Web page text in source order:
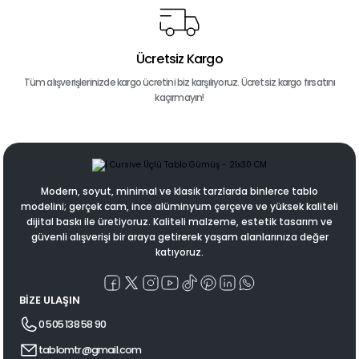
Ücretsiz Kargo
Tüm alışverişlerinizde kargo ücretini biz karşılıyoruz. Ücretsiz kargo fırsatını
kaçırmayın!
Modern, soyut, minimal ve klasik tarzlarda binlerce tablo
modelini; gerçek cam, ince alüminyum çerçeve ve yüksek kaliteli
dijital baskı ile üretiyoruz. Kaliteli malzeme, estetik tasarım ve
güvenli alışverişi bir araya getirerek yaşam alanlarınıza değer
katıyoruz.
BİZE ULAŞIN
0 505 138 58 90
tablomtr@gmail.com